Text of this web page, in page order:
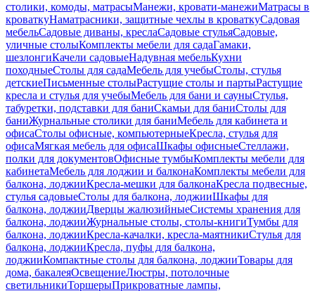
столики, комоды, матрасыМанежи, кровати-манежиМатрасы в
кроваткуНаматрасники, защитные чехлы в кроваткуСадовая
мебельСадовые диваны, креслаСадовые стульяСадовые,
уличные столыКомплекты мебели для садаГамаки,
шезлонгиКачели садовыеНадувная мебельКухни
походныеСтолы для садаМебель для учебыСтолы, стулья
детскиеПисьменные столыРастущие столы и партыРастущие
кресла и стулья для учебыМебель для бани и сауныСтулья,
табуретки, подставки для баниСкамьи для баниСтолы для
баниЖурнальные столики для баниМебель для кабинета и
офисаСтолы офисные, компьютерныеКресла, стулья для
офисаМягкая мебель для офисаШкафы офисныеСтеллажи,
полки для документовОфисные тумбыКомплекты мебели для
кабинетаМебель для лоджии и балконаКомплекты мебели для
балкона, лоджииКресла-мешки для балконаКресла подвесные,
стулья садовыеСтолы для балкона, лоджииШкафы для
балкона, лоджииДверцы жалюзийныеСистемы хранения для
балкона, лоджииЖурнальные столы, столы-книгиТумбы для
балкона, лоджииКресла-качалки, кресла-маятникиСтулья для
балкона, лоджииКресла, пуфы для балкона,
лоджииКомпактные столы для балкона, лоджииТовары для
дома, бакалеяОсвещениеЛюстры, потолочные
светильникиТоршерыПрикроватные лампы,